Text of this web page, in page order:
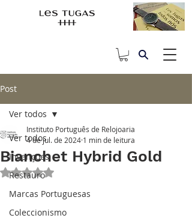
Post
Ver todos
Invenções
Restauro
Marcas Portuguesas
Coleccionismo
Ver todos
Bianchet Hybrid Gold
Instituto Português de Relojoaria
4 de jul. de 2024 1 min de leitura
Avaliado com NaN de 5 estrelas.